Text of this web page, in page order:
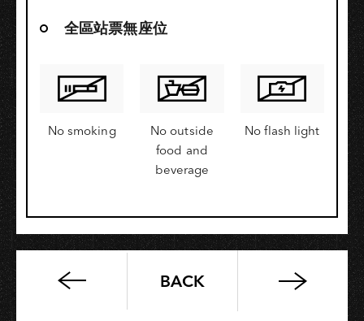
全區站票無座位
No smoking
No outside
food and
beverage
No flash light
2016
BACK